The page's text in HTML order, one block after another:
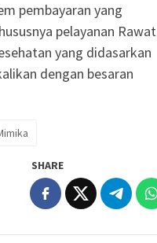
pembayaran yang
pelayanan Rawat
yang didasarkan
dengan besaran
SHARE